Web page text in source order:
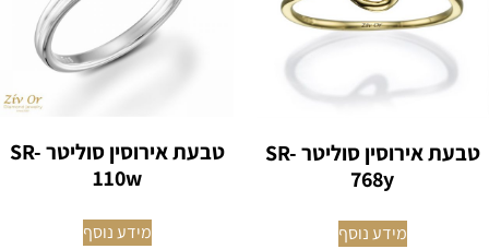
טבעת אירוסין סוליטר SR-
768y
מידע נוסף
טבעת אירוסין סוליטר SR-
110w
מידע נוסף